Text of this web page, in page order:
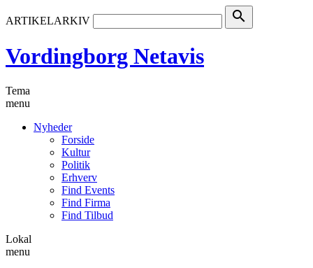
ARTIKELARKIV search
Vordingborg Netavis
Tema
menu
Nyheder
Forside
Kultur
Politik
Erhverv
Find Events
Find Firma
Find Tilbud
Lokal
menu